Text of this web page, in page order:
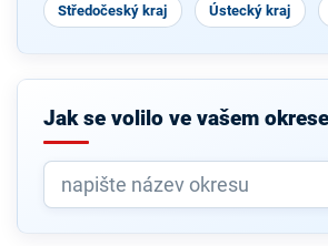
Středočeský kraj Ústecký kraj
Jak se volilo ve vašem